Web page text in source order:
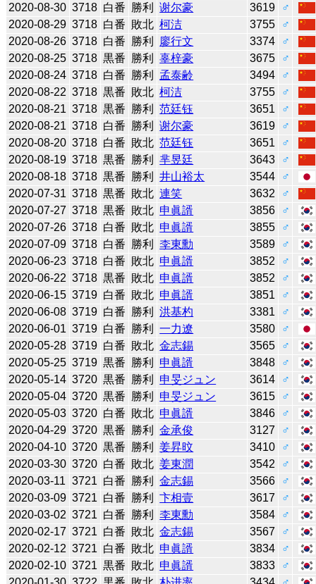
2020-08-30 3718 白番 勝利 谢尔豪 3619
♂
2020-08-29 3718 白番 敗北 柯洁 3755
♂
2020-08-26 3718 白番 勝利 廖行文 3374
♂
2020-08-25 3718 黒番 勝利 辜梓豪 3675
♂
2020-08-24 3718 白番 勝利 孟泰齢 3494
♂
2020-08-22 3718 黒番 敗北 柯洁 3755
♂
2020-08-21 3718 黒番 勝利 范廷钰 3651
♂
2020-08-21 3718 白番 勝利 谢尔豪 3619
♂
2020-08-20 3718 白番 敗北 范廷钰 3651
♂
2020-08-19 3718 黒番 勝利 芈昱廷 3643
♂
2020-08-18 3718 黒番 勝利 井山裕太 3544
♂
2020-07-31 3718 黒番 敗北 連笑 3632
♂
2020-07-27 3718 黒番 敗北 申眞諝 3856
♂
2020-07-26 3718 白番 敗北 申眞諝 3855
♂
2020-07-09 3718 白番 勝利 李東勳 3589
♂
2020-06-23 3718 白番 敗北 申眞諝 3852
♂
2020-06-22 3718 黒番 敗北 申眞諝 3852
♂
2020-06-15 3719 白番 敗北 申眞諝 3851
♂
2020-06-08 3719 白番 勝利 洪基杓 3381
♂
2020-06-01 3719 白番 勝利 一力遼 3580
♂
2020-05-28 3719 白番 敗北 金志錫 3565
♂
2020-05-25 3719 黒番 勝利 申眞諝 3848
♂
2020-05-14 3720 黒番 勝利 申旻ジュン 3614
♂
2020-05-04 3720 黒番 勝利 申旻ジュン 3615
♂
2020-05-03 3720 白番 敗北 申眞諝 3846
♂
2020-04-29 3720 黒番 勝利 金承俊 3127
♂
2020-04-10 3720 黒番 勝利 姜昇旼 3410
♂
2020-03-30 3720 白番 敗北 姜東潤 3542
♂
2020-03-11 3721 白番 勝利 金志錫 3566
♂
2020-03-09 3721 白番 勝利 卞相壹 3617
♂
2020-03-02 3721 白番 勝利 李東勳 3584
♂
2020-02-17 3721 白番 敗北 金志錫 3567
♂
2020-02-12 3721 白番 敗北 申眞諝 3834
♂
2020-02-10 3721 黒番 敗北 申眞諝 3833
♂